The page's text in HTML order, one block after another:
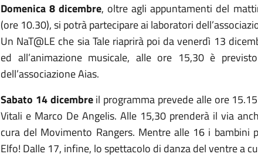
Domenica 8 dicembre, oltre agli appuntamenti del
(ore 10.30), si potrà partecipare ai laboratori
Un NaT@LE che sia Tale riaprirà poi da venerdì 13
ed all’animazione musicale, alle ore 15,30 è
dell’associazione Aias.
Sabato 14 dicembreil programma prevede alle ore
Vitali e Marco De Angelis. Alle 15,30 prenderà il via
cura del Movimento Rangers. Mentre alle 16 i bambini
Elfo! Dalle 17, infine, lo spettacolo di danza del ventre a